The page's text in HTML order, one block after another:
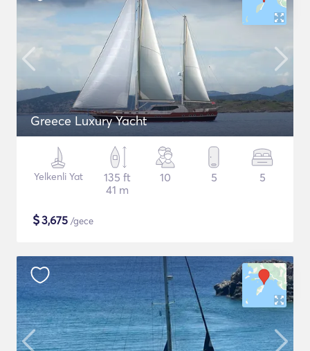
Greece Luxury Yacht
Yelkenli Yat
135 ft
41 m
10 5 5
$3,675 /gece